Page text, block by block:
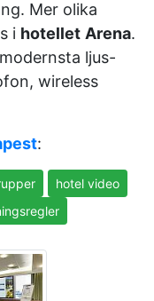
Mer olika
i hotellet Arena.
ljus-
wireless
:
hotel video